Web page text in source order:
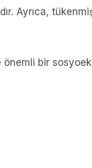
Ayrıca,
önemli bir